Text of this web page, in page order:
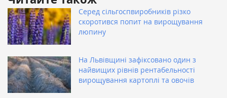
Серед сільгоспвиробників різко
скоротився попит на вирощування
люпину
На Львівщині зафіксовано один з
найвищих рівнів рентабельності
вирощування картоплі та овочів